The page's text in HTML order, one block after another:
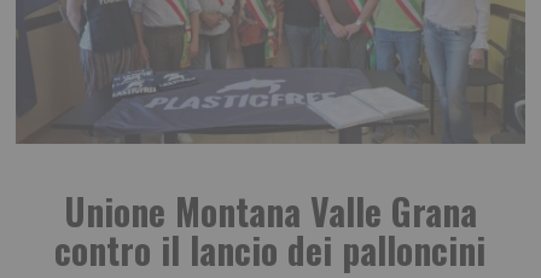
Unione Montana Valle Grana
contro il lancio dei palloncini